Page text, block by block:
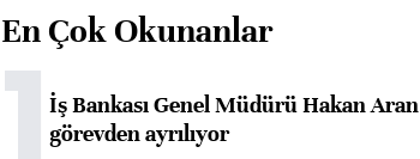
En Çok Okunanlar
1İş Bankası Genel Müdürü Hakan Aran
görevden ayrılıyor